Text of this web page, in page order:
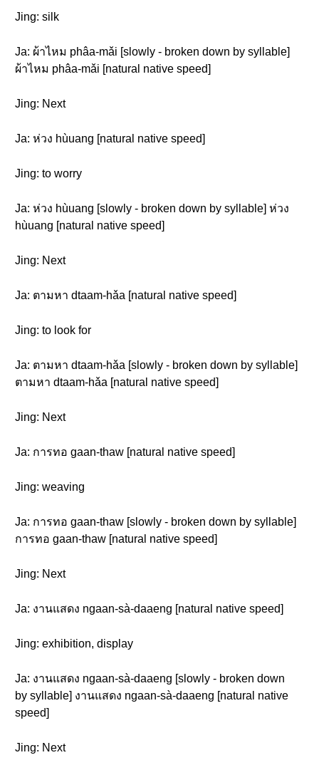
Jing: silk
Ja: ผ้าไหม phâa-mǎi [slowly - broken down by syllable]
ผ้าไหม phâa-mǎi [natural native speed]
Jing: Next
Ja: ห่วง hùuang [natural native speed]
Jing: to worry
Ja: ห่วง hùuang [slowly - broken down by syllable] ห่วง
hùuang [natural native speed]
Jing: Next
Ja: ตามหา dtaam-hǎa [natural native speed]
Jing: to look for
Ja: ตามหา dtaam-hǎa [slowly - broken down by syllable]
ตามหา dtaam-hǎa [natural native speed]
Jing: Next
Ja: การทอ gaan-thaw [natural native speed]
Jing: weaving
Ja: การทอ gaan-thaw [slowly - broken down by syllable]
การทอ gaan-thaw [natural native speed]
Jing: Next
Ja: งานแสดง ngaan-sà-daaeng [natural native speed]
Jing: exhibition, display
Ja: งานแสดง ngaan-sà-daaeng [slowly - broken down
by syllable] งานแสดง ngaan-sà-daaeng [natural native
speed]
Jing: Next